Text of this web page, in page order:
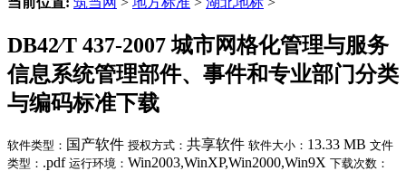
DB42∕T 437-2007 城市网格化管理与服务
信息系统管理部件、事件和专业部门分类
与编码标准下载
软件类型： 国产软件 授权方式： 共享软件 软件大小： 13.33 MB 文件
类型： .pdf 运行环境： Win2003,WinXP,Win2000,Win9X 下载次数：